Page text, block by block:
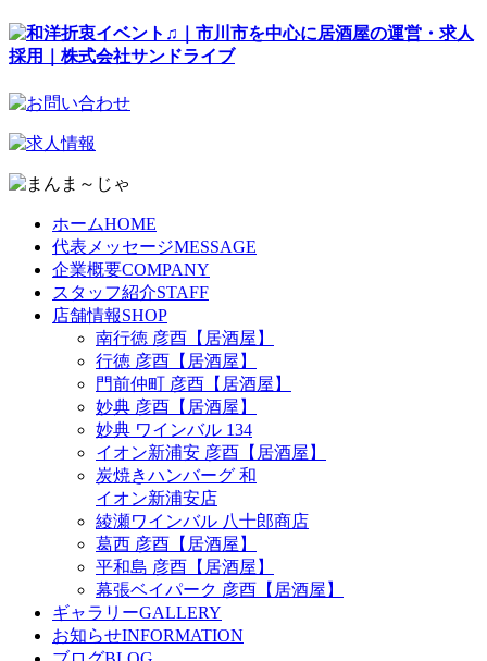
ホームHOME
代表メッセージMESSAGE
企業概要COMPANY
スタッフ紹介STAFF
店舗情報SHOP
南行徳 彦酉【居酒屋】
行徳 彦酉【居酒屋】
門前仲町 彦酉【居酒屋】
妙典 彦酉【居酒屋】
妙典 ワインバル 134
イオン新浦安 彦酉【居酒屋】
炭焼きハンバーグ 和
イオン新浦安店
綾瀬ワインバル 八十郎商店
葛西 彦酉【居酒屋】
平和島 彦酉【居酒屋】
幕張ベイパーク 彦酉【居酒屋】
ギャラリーGALLERY
お知らせINFORMATION